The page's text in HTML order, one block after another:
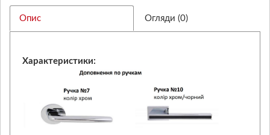
Опис Огляди (0)
Характеристики: